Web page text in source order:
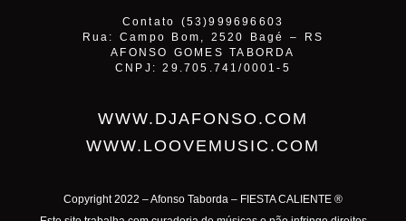
Contato (53)999696603
Rua: Campo Bom, 2520 Bagé – RS
AFONSO GOMES TABORDA
CNPJ: 29.705.741/0001-5
WWW.DJAFONSO.COM
WWW.LOOVEMUSIC.COM
Copyright 2022 – Afonso Taborda – FIESTA CALIENTE ®